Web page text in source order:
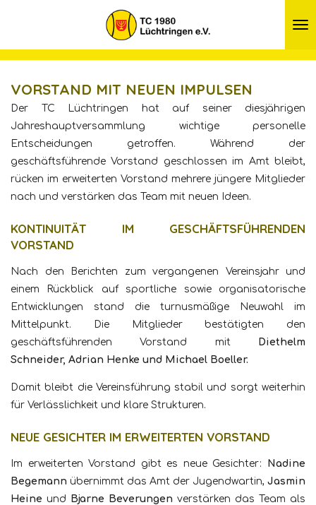
springen
VORSTAND MIT NEUEN IMPULSEN
Der TC Lüchtringen hat auf seiner diesjährigen
Jahreshauptversammlung wichtige personelle
Entscheidungen getroffen. Während der
geschäftsführende Vorstand geschlossen im Amt bleibt,
rücken im erweiterten Vorstand mehrere jüngere Mitglieder
nach und verstärken das Team mit neuen Ideen.
KONTINUITÄT IM GESCHÄFTSFÜHRENDEN
VORSTAND
Nach den Berichten zum vergangenen Vereinsjahr und
einem Rückblick auf sportliche sowie organisatorische
Entwicklungen stand die turnusmäßige Neuwahl im
Mittelpunkt. Die Mitglieder bestätigten den
geschäftsführenden Vorstand mit
Diethelm
Schneider, Adrian Henke und Michael Boeller.
Damit bleibt die Vereinsführung stabil und sorgt weiterhin
für Verlässlichkeit und klare Strukturen.
NEUE GESICHTER IM ERWEITERTEN VORSTAND
Im erweiterten Vorstand gibt es neue Gesichter:
Nadine
Begemann übernimmt das Amt der Jugendwartin, Jasmin
Heine und Bjarne Beverungen verstärken das Team als